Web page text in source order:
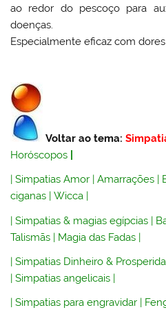
ao redor do pescoço para
doenças.
Especialmente eficaz com
Voltar ao tema:
Horóscopos
|Simpatias Amor |Amarrações |
ciganas |Wicca |
|Simpatias & magias egípcias |
Talismãs | Magia das Fadas |
|Simpatias Dinheiro &
|Simpatias angelicais |
|Simpatias para engravidar